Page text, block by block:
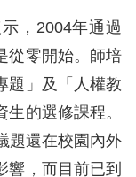
，2004年通過
從零開始。師培
題」及「人權教
的選修課程。
題還在校園內外
響，而目前已到